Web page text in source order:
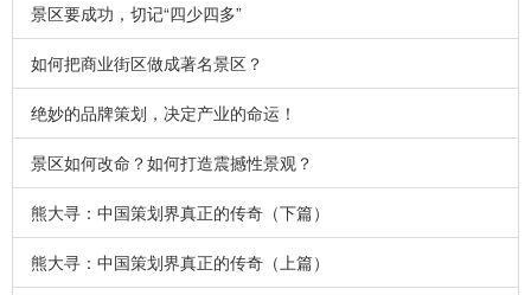
景区要成功，切记“四少四多”
如何把商业街区做成著名景区？
绝妙的品牌策划，决定产业的命运！
景区如何改命？如何打造震撼性景观？
熊大寻：中国策划界真正的传奇（下篇）
熊大寻：中国策划界真正的传奇（上篇）